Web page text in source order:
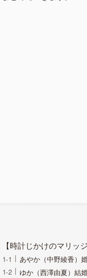
【時計じかけのマリッ
あやか（中野綾香）
ゆか（西澤由夏）結